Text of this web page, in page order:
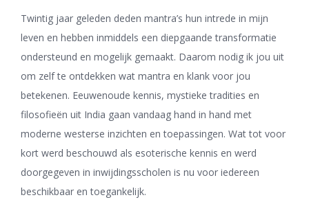
Twintig jaar geleden deden mantra’s hun intrede in mijn
leven en hebben inmiddels een diepgaande transformatie
ondersteund en mogelijk gemaakt. Daarom nodig ik jou uit
om zelf te ontdekken wat mantra en klank voor jou
betekenen. Eeuwenoude kennis, mystieke tradities en
filosofieën uit India gaan vandaag hand in hand met
moderne westerse inzichten en toepassingen. Wat tot voor
kort werd beschouwd als esoterische kennis en werd
doorgegeven in inwijdingsscholen is nu voor iedereen
beschikbaar en toegankelijk.